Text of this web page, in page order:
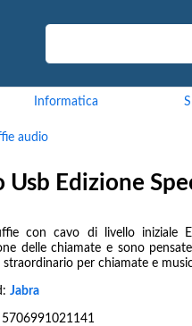
Informatica
audio
Edizione
con cavo di livello iniziale
delle chiamate e sono
straordinario per chiamate e
Jabra
5706991021141